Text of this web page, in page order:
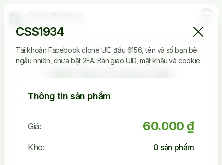
Clone Tin Cậy
CSS1934
Tài khoản Facebook clone UID đầu 6156, tên và số bạn bè
ngẫu nhiên, chưa bật 2FA. Bàn giao UID, mật khẩu và cookie.
Thông tin sản phẩm
Giá: 60.000 ₫
Kho: 0 sản phẩm